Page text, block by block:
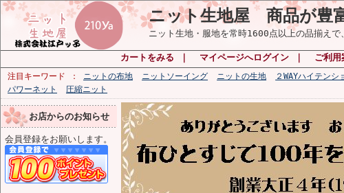
ニット生地屋 商品が豊
ニット生地・服地を常時1600点以上の品揃えで
カートをみる マイページへログイン ご利用
注目キーワード ニットの布地 ニットソーイング ニットの生地 ２WAYハイテンシ
パワーネット
圧縮ニット
お店からのお知らせ
会員登録をお願いします。